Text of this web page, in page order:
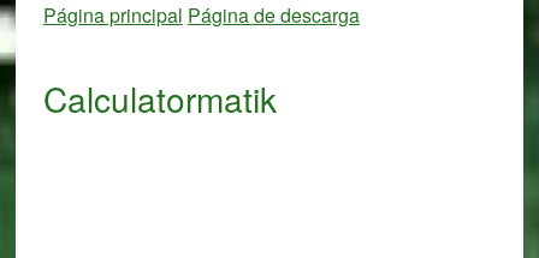
Página principal Página de descarga
Calculatormatik